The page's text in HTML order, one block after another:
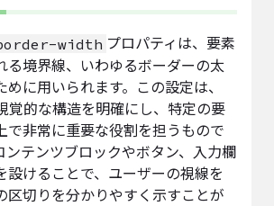
width プロパティは、要素
る境界線、いわゆるボーダーの太
めに用いられます。この設定は、
覚的な構造を明確にし、特定の要
で非常に重要な役割を担うもので
ンテンツブロックやボタン、入力欄
設けることで、ユーザーの視線を
区切りを分かりやすく示すことが